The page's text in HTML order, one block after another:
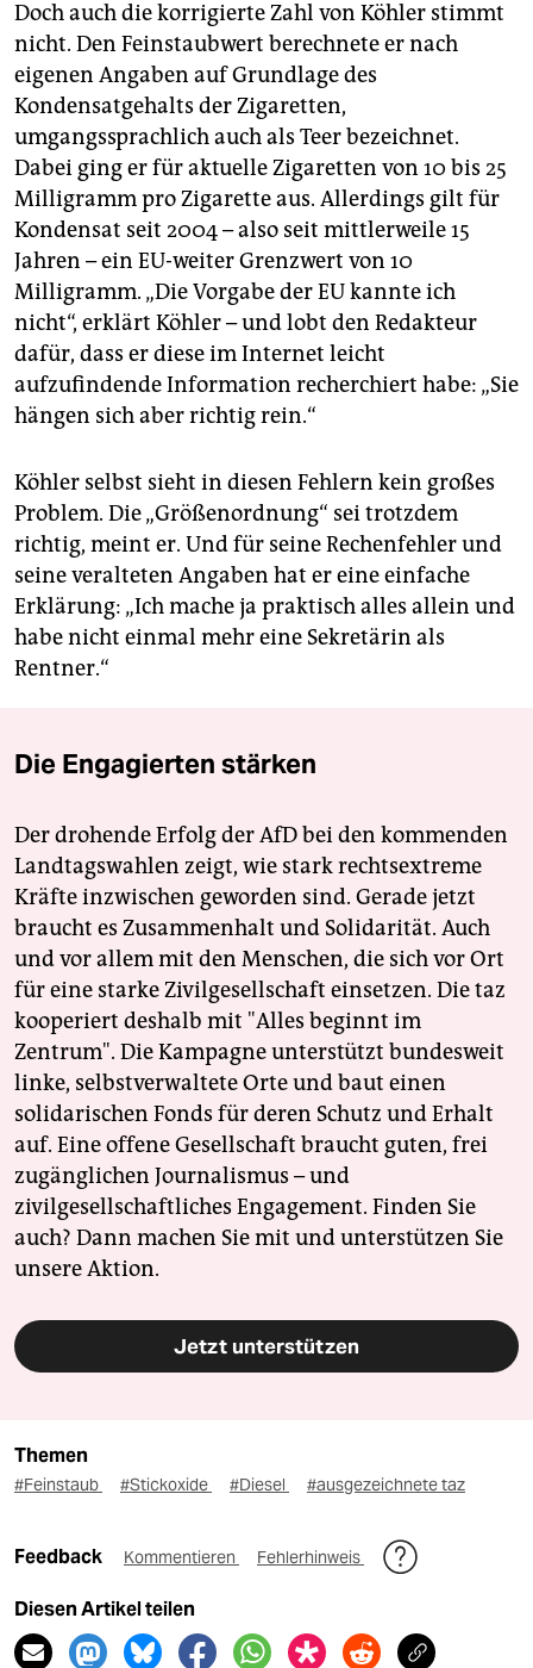
Doch auch die korrigierte Zahl von Köhler stimmt
nicht. Den Feinstaubwert berechnete er nach
eigenen Angaben auf Grundlage des
Kondensatgehalts der Zigaretten,
umgangssprachlich auch als Teer bezeichnet.
Dabei ging er für aktuelle Zigaretten von 10 bis 25
Milligramm pro Zigarette aus. Allerdings gilt für
Kondensat seit 2004 – also seit mittlerweile 15
Jahren – ein EU-weiter Grenzwert von 10
Milligramm. „Die Vorgabe der EU kannte ich
nicht“, erklärt Köhler – und lobt den Redakteur
dafür, dass er diese im Internet leicht
aufzufindende Information recherchiert habe: „Sie
hängen sich aber richtig rein.“
Köhler selbst sieht in diesen Fehlern kein großes
Problem. Die „Größenordnung“ sei trotzdem
richtig, meint er. Und für seine Rechenfehler und
seine veralteten Angaben hat er eine einfache
Erklärung: „Ich mache ja praktisch alles allein und
habe nicht einmal mehr eine Sekretärin als
Rentner.“
Die Engagierten stärken
Der drohende Erfolg der AfD bei den kommenden
Landtagswahlen zeigt, wie stark rechtsextreme
Kräfte inzwischen geworden sind. Gerade jetzt
braucht es Zusammenhalt und Solidarität. Auch
und vor allem mit den Menschen, die sich vor Ort
für eine starke Zivilgesellschaft einsetzen. Die taz
kooperiert deshalb mit "Alles beginnt im
Zentrum". Die Kampagne unterstützt bundesweit
linke, selbstverwaltete Orte und baut einen
solidarischen Fonds für deren Schutz und Erhalt
auf. Eine offene Gesellschaft braucht guten, frei
zugänglichen Journalismus – und
zivilgesellschaftliches Engagement. Finden Sie
auch? Dann machen Sie mit und unterstützen Sie
unsere Aktion.
Jetzt unterstützen
Themen
#Feinstaub #Stickoxide #Diesel #ausgezeichnete taz
Feedback Kommentieren Fehlerhinweis
Diesen Artikel teilen